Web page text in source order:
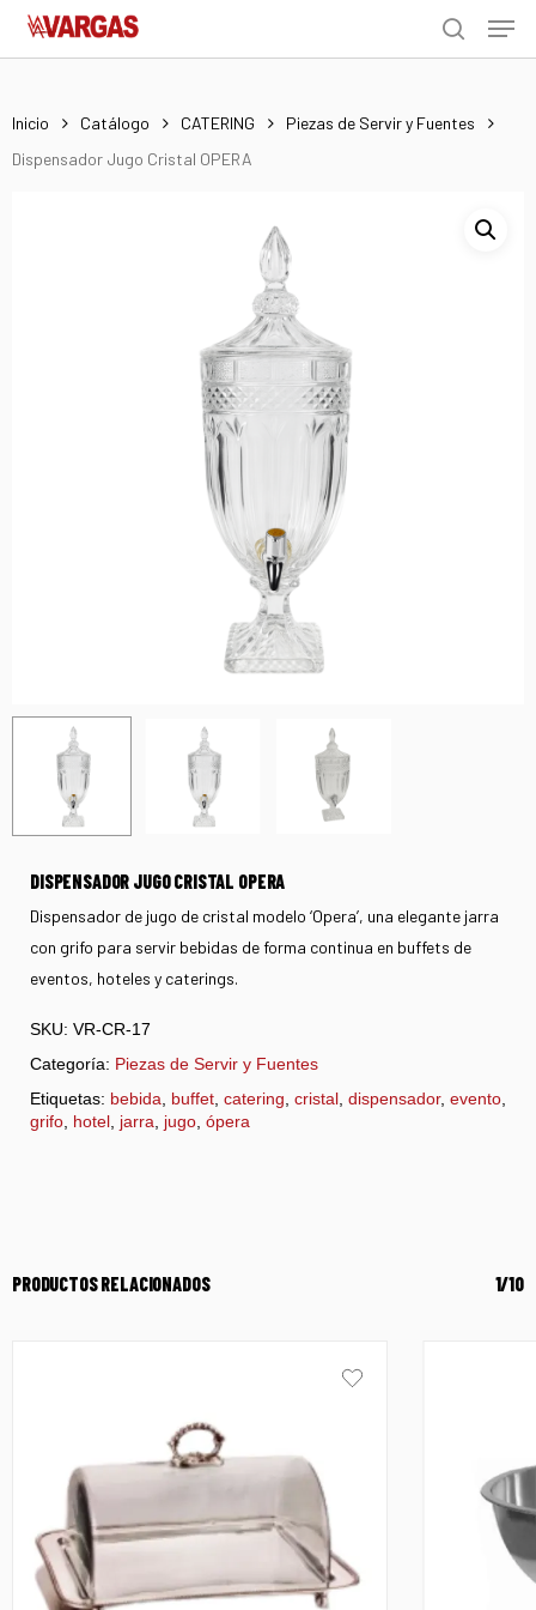
Skip
search
Menu
Inicio Catálogo CATERING
Piezas de Servir y Fuentes
Dispensador Jugo Cristal OPERA
DISPENSADOR JUGO CRISTAL OPERA
Dispensador de jugo de cristal modelo ‘Opera’, una elegante jarra
con grifo para servir bebidas de forma continua en buffets de
eventos, hoteles y caterings.
SKU: VR-CR-17
Categoría: Piezas de Servir y Fuentes
Etiquetas: bebida buffet catering cristal dispensador, evento
grifo hotel jarra jugo ópera
PRODUCTOS RELACIONADOS 1/10